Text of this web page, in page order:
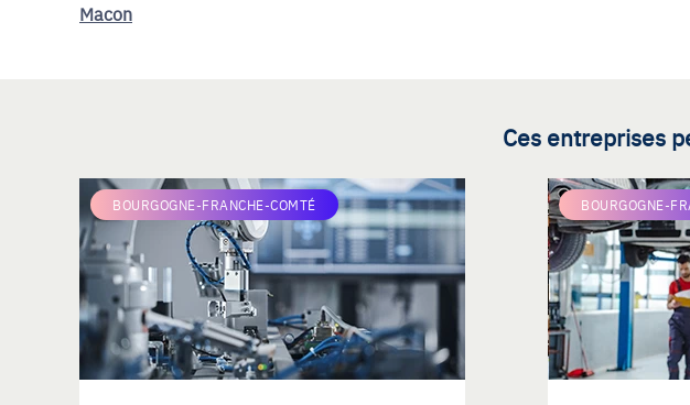
Macon
Ces entreprises
BOURGOGNE-FRANCHE-COMTÉ BOURGOGNE-